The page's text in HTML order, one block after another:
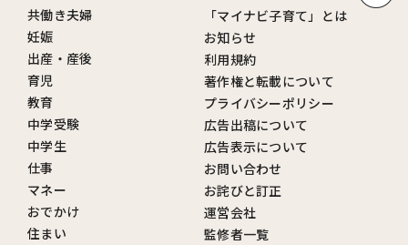
共働き夫婦
妊娠
出産・産後
育児
教育
中学受験
中学生
仕事
マネー
おでかけ
住まい
「マイナビ子育て」とは
お知らせ
利用規約
著作権と転載について
プライバシーポリシー
広告出稿について
広告表示について
お問い合わせ
お詫びと訂正
運営会社
監修者一覧